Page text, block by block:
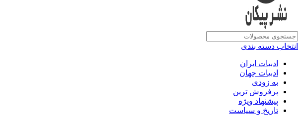
انتخاب دسته بندی
ادبیات ایران
ادبیات جهان
به زودی
پرفروش ترین
پیشنهاد ویژه
تاریخ و سیاست